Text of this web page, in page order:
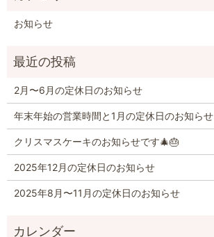
お知らせ
2月〜6月の定休日のお知らせ
年末年始の営業時間と1月の定休日のお知らせ
クリスマスケーキのお知らせです🎄🎂
2025年12月の定休日のお知らせ
2025年8月〜11月の定休日のお知らせ